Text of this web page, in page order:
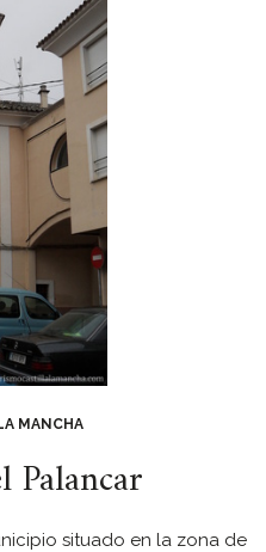
MANCHA
situado en la zona de